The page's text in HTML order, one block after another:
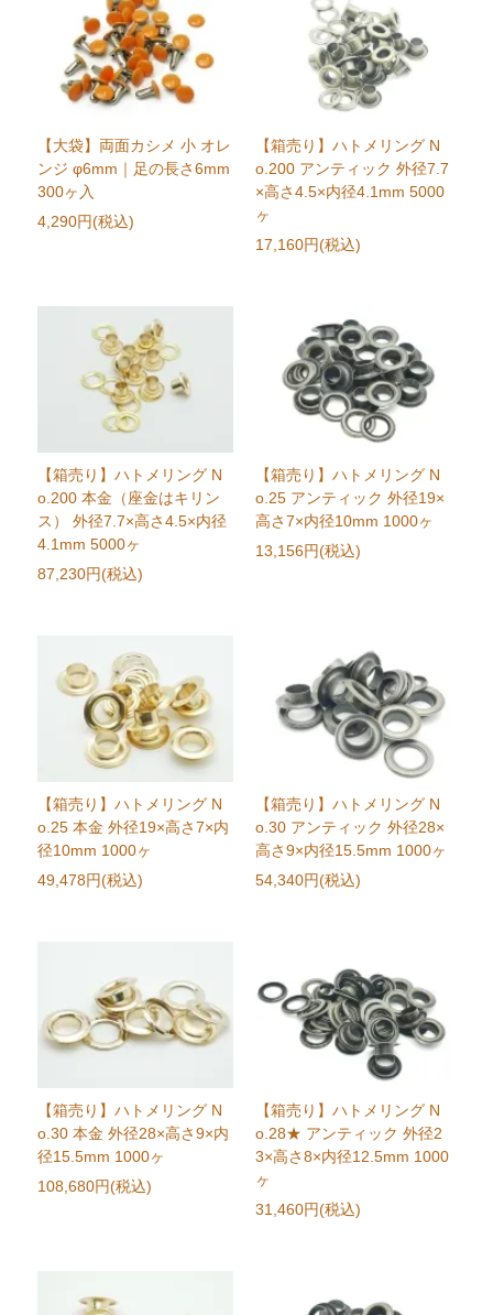
【大袋】両面カシメ 小 オレ
ンジ φ6mm｜足の長さ6mm
300ヶ入
4,290円(税込)
【箱売り】ハトメリング N
o.200 アンティック 外径7.7
×高さ4.5×内径4.1mm 5000
ヶ
17,160円(税込)
【箱売り】ハトメリング N
o.200 本金（座金はキリン
ス） 外径7.7×高さ4.5×内径
4.1mm 5000ヶ
87,230円(税込)
【箱売り】ハトメリング N
o.25 アンティック 外径19×
高さ7×内径10mm 1000ヶ
13,156円(税込)
【箱売り】ハトメリング N
o.25 本金 外径19×高さ7×内
径10mm 1000ヶ
49,478円(税込)
【箱売り】ハトメリング N
o.30 アンティック 外径28×
高さ9×内径15.5mm 1000ヶ
54,340円(税込)
【箱売り】ハトメリング N
o.30 本金 外径28×高さ9×内
径15.5mm 1000ヶ
108,680円(税込)
【箱売り】ハトメリング N
o.28★ アンティック 外径2
3×高さ8×内径12.5mm 1000
ヶ
31,460円(税込)